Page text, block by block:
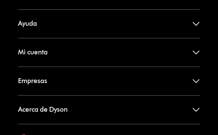
Ayuda
Mi cuenta
Empresas
Acerca de Dyson